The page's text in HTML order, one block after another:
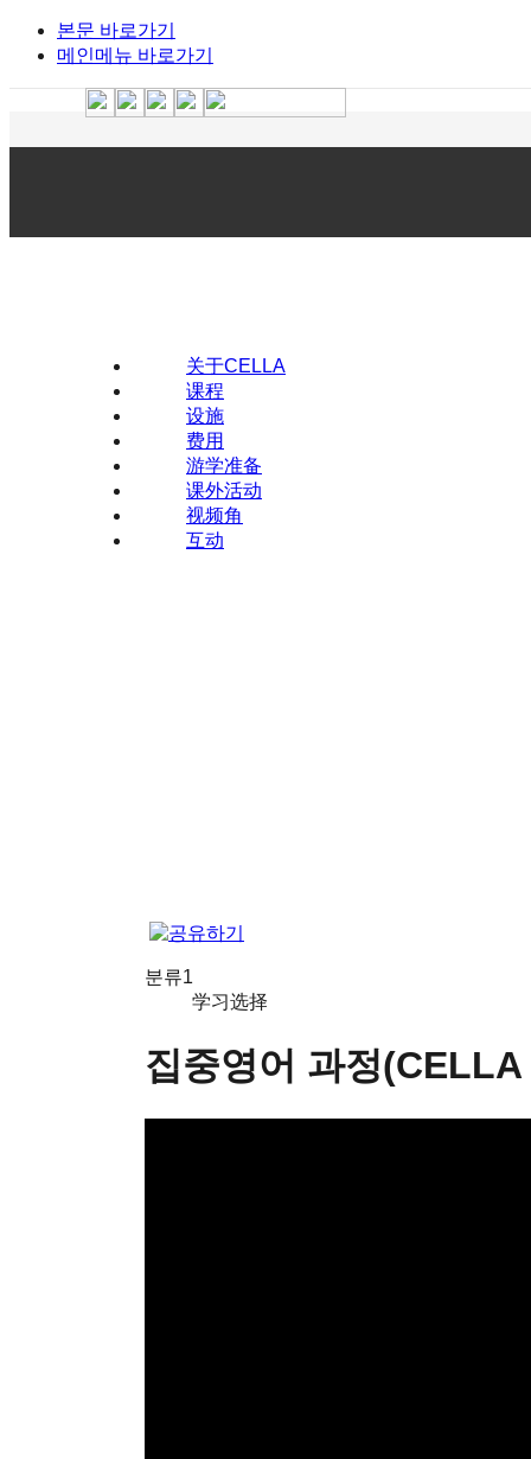
본문 바로가기
메인메뉴 바로가기
关于CELLA
课程
设施
费用
游学准备
课外活动
视频角
互动
분류1
学习选择
집중영어 과정